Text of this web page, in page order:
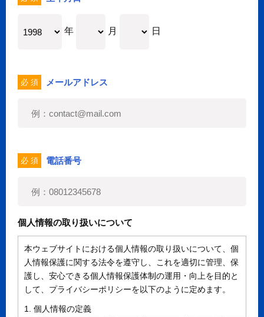
年 月 日
必 須 メールアドレス
必 須 電話番号
個人情報の取り扱いについて
本ウェブサイトにおける個人情報の取り扱いについて、個
人情報保護に関する法令を遵守し、これを適切に管理、保
護し、安心できる個人情報保護体制の運用・向上を目的と
して、プライバシーポリシーを以下のように定めます。
1. 個人情報の定義